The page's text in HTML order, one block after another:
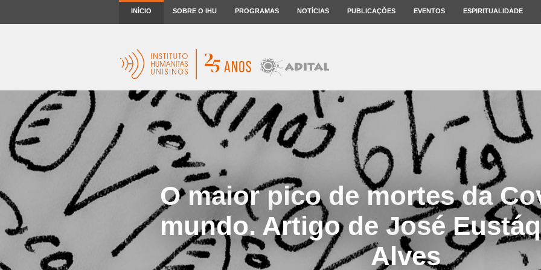
INÍCIO SOBRE O IHU PROGRAMAS NOTÍCIAS PUBLICAÇÕES EVENTOS ESPIRITUALIDADE
O maior pico de mortes da
mundo. Artigo de José
Alves